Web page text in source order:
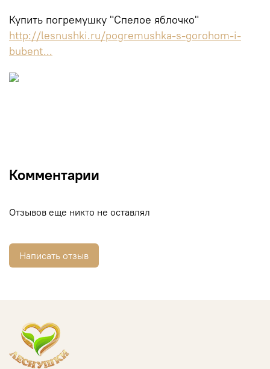
Купить погремушку "Спелое яблочко"
http://lesnushki.ru/pogremushka-s-gorohom-i-
bubent...
Комментарии
Отзывов еще никто не оставлял
Написать отзыв